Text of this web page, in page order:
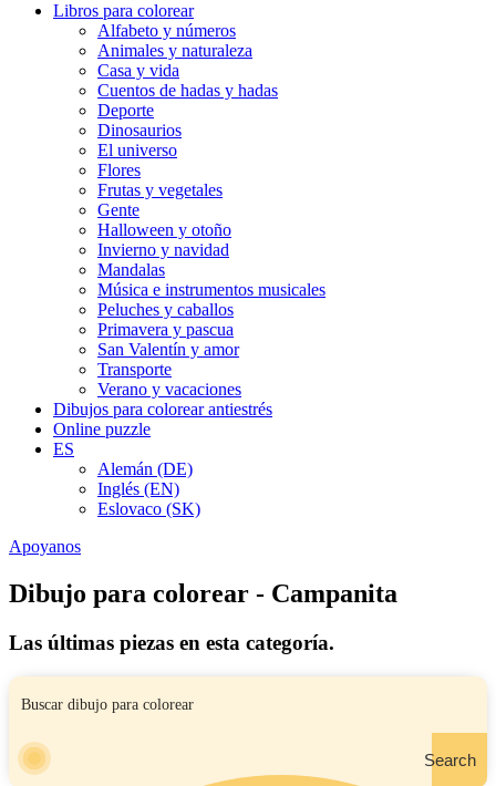
Libros para colorear
Alfabeto y números
Animales y naturaleza
Casa y vida
Cuentos de hadas y hadas
Deporte
Dinosaurios
El universo
Flores
Frutas y vegetales
Gente
Halloween y otoño
Invierno y navidad
Mandalas
Música e instrumentos musicales
Peluches y caballos
Primavera y pascua
San Valentín y amor
Transporte
Verano y vacaciones
Dibujos para colorear antiestrés
Online puzzle
ES
Alemán (DE)
Inglés (EN)
Eslovaco (SK)
Apoyanos
Dibujo para colorear - Campanita
Las últimas piezas en esta categoría.
Search